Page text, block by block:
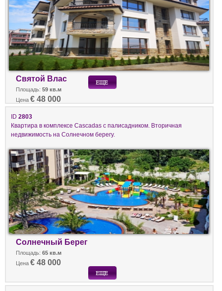
Святой Влас
Площадь: 59 кв.м
Цена € 48 000
ID 2803
Квартира в комплексе Cascadas с палисадником. Вторичная
недвижимость на Солнечном берегу.
Солнечный Берег
Площадь: 65 кв.м
Цена € 48 000